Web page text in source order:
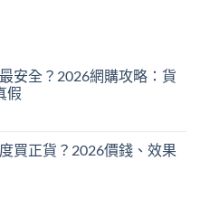
安全？2026網購攻略：貨
假
買正貨？2026價錢、效果